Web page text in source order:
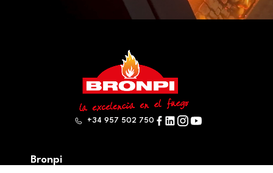
+34 957 502 750
Bronpi